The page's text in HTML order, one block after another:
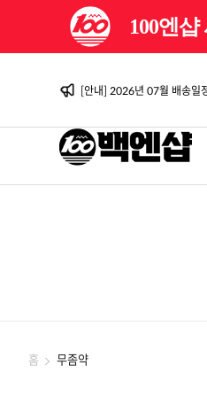
100엔
[이벤트] 백엔샵 10주년 감
[안내] 2026년 08월 배송일
[안내] 2026년 07월 배송일
[이벤트] 백엔샵 10주년 감
[안내] 2026년 08월 배송일
[이벤트] 백엔샵 10주년 감
홈 무좀약